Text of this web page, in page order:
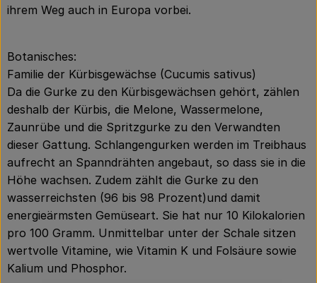
ihrem Weg auch in Europa vorbei.
Botanisches:
Familie der Kürbisgewächse (Cucumis sativus)
Da die Gurke zu den Kürbisgewächsen gehört, zählen
deshalb der Kürbis, die Melone, Wassermelone,
Zaunrübe und die Spritzgurke zu den Verwandten
dieser Gattung. Schlangengurken werden im Treibhaus
aufrecht an Spanndrähten angebaut, so dass sie in die
Höhe wachsen. Zudem zählt die Gurke zu den
wasserreichsten (96 bis 98 Prozent)und damit
energieärmsten Gemüseart. Sie hat nur 10 Kilokalorien
pro 100 Gramm. Unmittelbar unter der Schale sitzen
wertvolle Vitamine, wie Vitamin K und Folsäure sowie
Kalium und Phosphor.